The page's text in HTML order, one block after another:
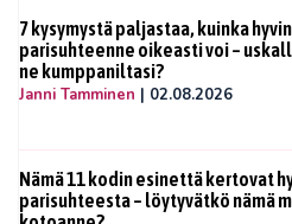
7 kysymystä paljastaa, kuinka hyvin
parisuhteenne oikeasti voi –
ne kumppaniltasi?
Janni Tamminen | 02.08.2026
Nämä 11 kodin esinettä kertovat
parisuhteesta – löytyvätkö nämä